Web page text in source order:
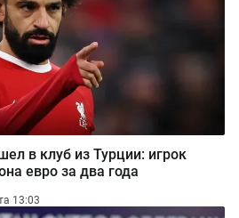
в клуб из Турции: игрок
евро за два года
13:03